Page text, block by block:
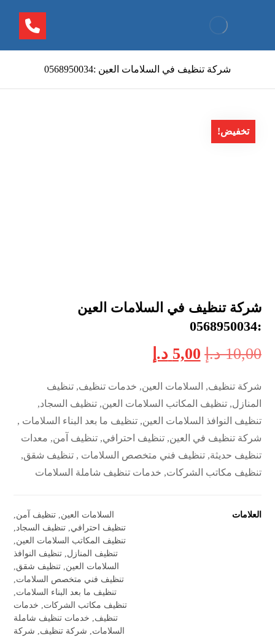
شركة تنظيف في السلامات العين :0568950034
تخفيض!
شركة تنظيف في السلامات العين
:0568950034
10,00 د.إ 5,00 د.إ
شركة تنظيف, السلامات العين, خدمات تنظيف, تنظيف
المنازل, تنظيف المكاتب السلامات العين, تنظيف السجاد,
تنظيف النوافذ السلامات العين, تنظيف ما بعد البناء السلامات ,
شركة تنظيف في العين, تنظيف احترافي, تنظيف آمن, معدات
تنظيف حديثة, تنظيف فني متخصص السلامات , تنظيف شقق,
تنظيف مكاتب الشركات, خدمات تنظيف شاملة السلامات
العلامات السلامات العين, تنظيف آمن,
تنظيف احترافي, تنظيف السجاد,
تنظيف المكاتب السلامات العين,
تنظيف المنازل, تنظيف النوافذ
السلامات العين, تنظيف شقق,
تنظيف فني متخصص السلامات,
تنظيف ما بعد البناء السلامات,
تنظيف مكاتب الشركات, خدمات
تنظيف, خدمات تنظيف شاملة
السلامات, شركة تنظيف, شركة